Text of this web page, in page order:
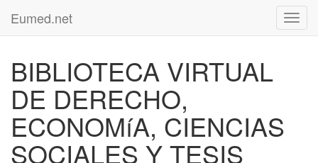
Eumed.net
BIBLIOTECA VIRTUAL
DE DERECHO,
ECONOMíA, CIENCIAS
SOCIALES Y TESIS